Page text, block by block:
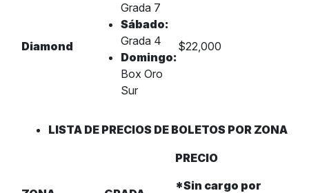
Diamond
Grada 7
Sábado:
Grada 4
Domingo:
Box Oro
Sur
$22,000
LISTA DE PRECIOS DE BOLETOS POR ZONA
PRECIO
*Sin cargo por